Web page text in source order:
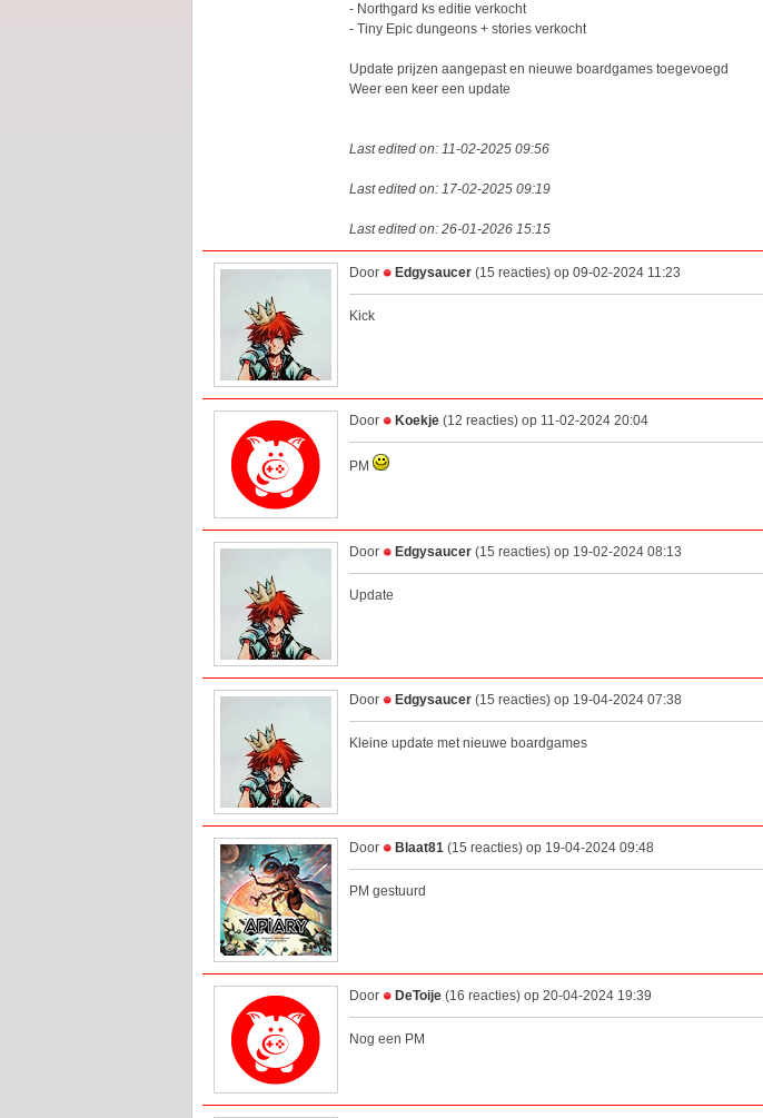
- Northgard ks editie verkocht
- Tiny Epic dungeons + stories verkocht
Update prijzen aangepast en nieuwe boardgames toegevoegd
Weer een keer een update
Last edited on: 11-02-2025 09:56
Last edited on: 17-02-2025 09:19
Last edited on: 26-01-2026 15:15
Door Edgysaucer (15 reacties) op 09-02-2024 11:23
Kick
Door Koekje (12 reacties) op 11-02-2024 20:04
PM
Door Edgysaucer (15 reacties) op 19-02-2024 08:13
Update
Door Edgysaucer (15 reacties) op 19-04-2024 07:38
Kleine update met nieuwe boardgames
Door Blaat81 (15 reacties) op 19-04-2024 09:48
PM gestuurd
Door DeToije (16 reacties) op 20-04-2024 19:39
Nog een PM